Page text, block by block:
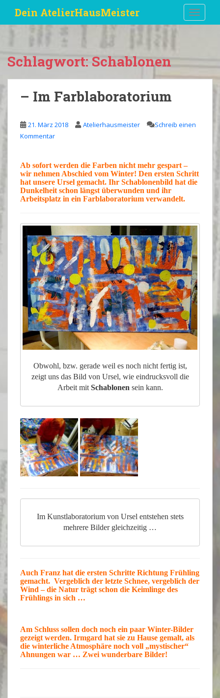
i
Dein AtelierHausMeister
Schlagwort:Schablonen
– Im Farblaboratorium
21. März 2018 Atelierhausmeister
Schreib einen
Kommentar
Ab sofort werden die Farben nicht mehr gespart –
wir nehmen Abschied vom Winter! Den ersten Schritt
hat unsere Ursel gemacht. Ihr Schablonenbild hat die
Dunkelheit schon längst überwunden und ihr
Arbeitsplatz in ein Farblaboratorium verwandelt.
Obwohl, bzw. gerade weil es noch nicht fertig ist,
zeigt uns das Bild von Ursel, wie eindrucksvoll die
Arbeit mit Schablonen sein kann.
Im Kunstlaboratorium von Ursel entstehen stets
mehrere Bilder gleichzeitig …
Auch Franz hat die ersten Schritte Richtung Frühling
gemacht. Vergeblich der letzte Schnee, vergeblich der
Wind – die Natur trägt schon die Keimlinge des
Frühlings in sich …
Am Schluss sollen doch noch ein paar Winter-Bilder
gezeigt werden. Irmgard hat sie zu Hause gemalt, als
die winterliche Atmosphäre noch voll „mystischer“
Ahnungen war … Zwei wunderbare Bilder!